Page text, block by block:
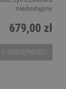
niedostępny
679,00 zł
DOSTĘPNOŚCI